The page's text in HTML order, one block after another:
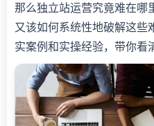
那么独立站运营究竟难在哪
又该如何系统性地破解这些
实案例和实操经验，带你看